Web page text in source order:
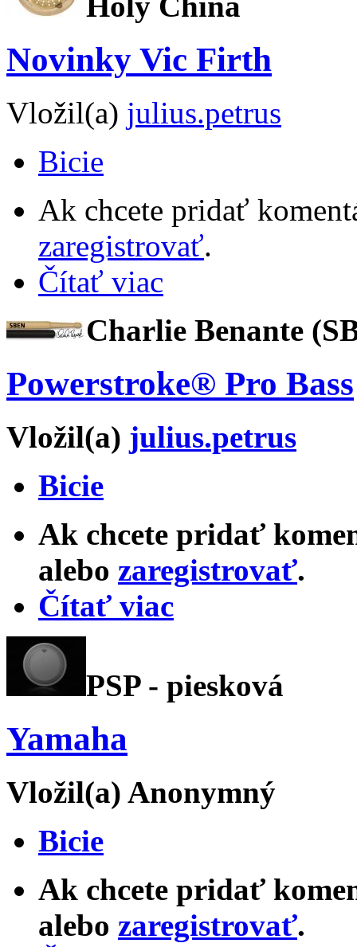
Novinky Vic Firth
Vložil(a) julius.petrus
Bicie
Ak chcete pridať
zaregistrovať.
Čítať viac
Charlie Benante
Powerstroke® Pro Bass
Vložil(a) julius.petrus
Bicie
Ak chcete pridať
alebo zaregistrovať.
Čítať viac
PSP - piesková
Yamaha
Vložil(a) Anonymný
Bicie
Ak chcete pridať
alebo zaregistrovať.